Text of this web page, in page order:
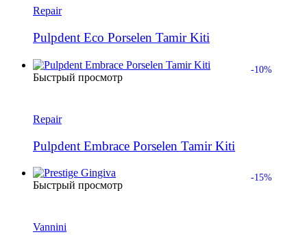
Repair
Pulpdent Eco Porselen Tamir Kiti
-10%
Быстрый просмотр
Repair
Pulpdent Embrace Porselen Tamir Kiti
-15%
Быстрый просмотр
Vannini